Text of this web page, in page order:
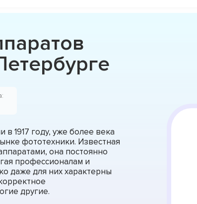
1917 году, уже более века
фототехники. Известная
она постоянно
профессионалам и
даже для них характерны
другие.